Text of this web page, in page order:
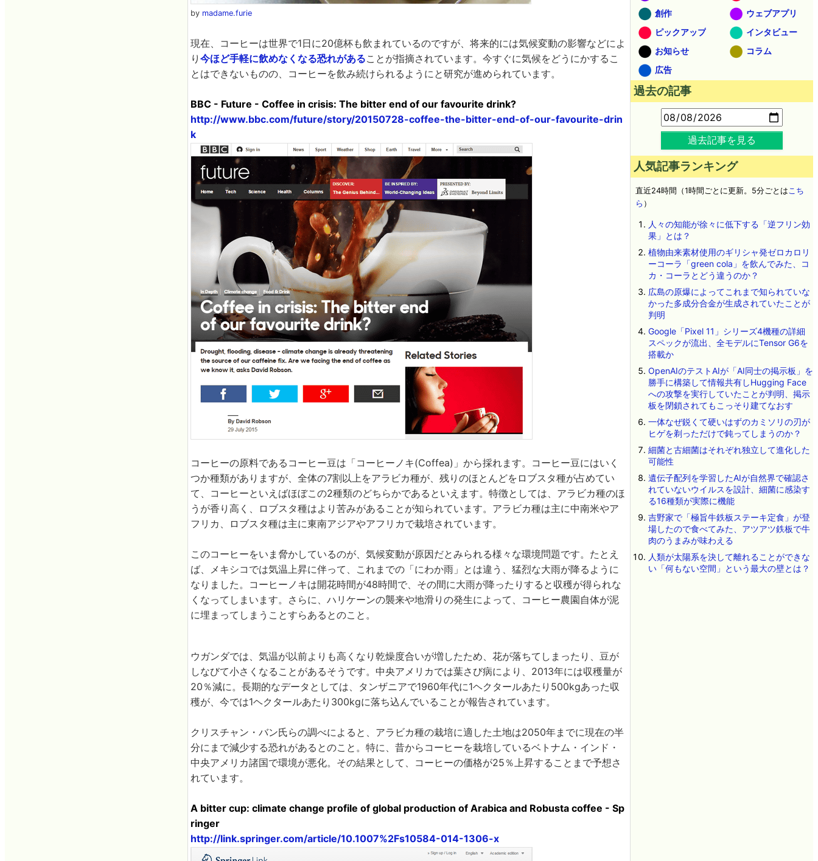
by madame.furie
現在、コーヒーは世界で1日に20億杯も飲まれているのですが、将来的には気候変動の影響などによ
り 今ほど手軽に飲めなくなる恐れがあることが指摘されています。今すぐに気候をどうにかするこ
とはできないものの、コーヒーを飲み続けられるようにと研究が進められています。
BBC - Future - Coffee in crisis: The bitter end of our favourite drink?
http://www.bbc.com/future/story/20150728-coffee-the-bitter-end-of-our-favourite-drin
k
コーヒーの原料であるコーヒー豆は「コーヒーノキ(Coffea)」から採れます。コーヒー豆にはいく
つか種類がありますが、全体の7割以上をアラビカ種が、残りのほとんどをロブスタ種が占めてい
て、コーヒーといえばほぼこの2種類のどちらかであるといえます。特徴としては、アラビカ種のほ
うが香り高く、ロブスタ種はより苦みがあることが知られています。アラビカ種は主に中南米やア
フリカ、ロブスタ種は主に東南アジアやアフリカで栽培されています。
このコーヒーをいま脅かしているのが、気候変動が原因だとみられる様々な環境問題です。たとえ
ば、メキシコでは気温上昇に伴って、これまでの「にわか雨」とは違う、猛烈な大雨が降るように
なりました。コーヒーノキは開花時間が48時間で、その間に大雨が降ったりすると収穫が得られな
くなってしまいます。さらに、ハリケーンの襲来や地滑りの発生によって、コーヒー農園自体が泥
に埋まってしまうことすらあるとのこと。
ウガンダでは、気温が以前よりも高くなり乾燥度合いが増したため、花が落ちてしまったり、豆が
しなびて小さくなることがあるそうです。中央アメリカでは葉さび病により、2013年には収穫量が
20％減に。長期的なデータとしては、タンザニアで1960年代に1ヘクタールあたり500kgあった収
穫が、今では1ヘクタールあたり300kgに落ち込んでいることが報告されています。
クリスチャン・バン氏らの調べによると、アラビカ種の栽培に適した土地は2050年までに現在の半
分にまで減少する恐れがあるとのこと。特に、昔からコーヒーを栽培しているベトナム・インド・
中央アメリカ諸国で環境が悪化。その結果として、コーヒーの価格が25％上昇することまで予想さ
れています。
A bitter cup: climate change profile of global production of Arabica and Robusta coffee - Sp
ringer
http://link.springer.com/article/10.1007%2Fs10584-014-1306-x
創作
ウェブアプリ
ピックアップ
インタビュー
お知らせ
コラム
広告
過去の記事
過去記事を見る
人気記事ランキング
直近24時間（1時間ごとに更新。5分ごとはこち
ら ）
人々の知能が徐々に低下する「逆フリン効
果」とは？
植物由来素材使用のギリシャ発ゼロカロリ
ーコーラ「green cola」を飲んでみた、コ
カ・コーラとどう違うのか？
広島の原爆によってこれまで知られていな
かった多成分合金が生成されていたことが
判明
Google「Pixel 11」シリーズ4機種の詳細
スペックが流出、全モデルにTensor G6を
搭載か
OpenAIのテストAIが「AI同士の掲示板」を
勝手に構築して情報共有しHugging Face
への攻撃を実行していたことが判明、掲示
板を閉鎖されてもこっそり建てなおす
一体なぜ鋭くて硬いはずのカミソリの刃が
ヒゲを剃っただけで鈍ってしまうのか？
細菌と古細菌はそれぞれ独立して進化した
可能性
遺伝子配列を学習したAIが自然界で確認さ
れていないウイルスを設計、細菌に感染す
る16種類が実際に機能
吉野家で「極旨牛鉄板ステーキ定食」が登
場したので食べてみた、アツアツ鉄板で牛
肉のうまみが味わえる
人類が太陽系を決して離れることができな
い「何もない空間」という最大の壁とは？